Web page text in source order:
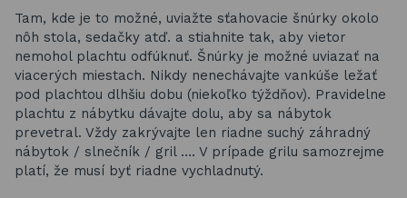
Tam, kde je to možné, uviažte sťahovacie šnúrky okolo
nôh stola, sedačky atď. a stiahnite tak, aby vietor
nemohol plachtu odfúknuť. Šnúrky je možné uviazať na
viacerých miestach. Nikdy nenechávajte vankúše ležať
pod plachtou dlhšiu dobu (niekoľko týždňov). Pravidelne
plachtu z nábytku dávajte dolu, aby sa nábytok
prevetral. Vždy zakrývajte len riadne suchý záhradný
nábytok / slnečník / gril …. V prípade grilu samozrejme
platí, že musí byť riadne vychladnutý.